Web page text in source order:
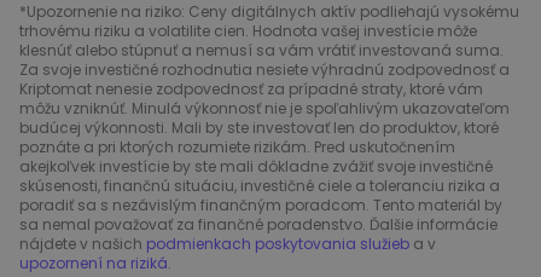
*Upozornenie na riziko: Ceny digitálnych aktív podliehajú vysokému
trhovému riziku a volatilite cien. Hodnota vašej investície môže
klesnúť alebo stúpnuť a nemusí sa vám vrátiť investovaná suma.
Za svoje investičné rozhodnutia nesiete výhradnú zodpovednosť a
Kriptomat nenesie zodpovednosť za prípadné straty, ktoré vám
môžu vzniknúť. Minulá výkonnosť nie je spoľahlivým ukazovateľom
budúcej výkonnosti. Mali by ste investovať len do produktov, ktoré
poznáte a pri ktorých rozumiete rizikám. Pred uskutočnením
akejkoľvek investície by ste mali dôkladne zvážiť svoje investičné
skúsenosti, finančnú situáciu, investičné ciele a toleranciu rizika a
poradiť sa s nezávislým finančným poradcom. Tento materiál by
sa nemal považovať za finančné poradenstvo. Ďalšie informácie
nájdete v našich podmienkach poskytovania služieb a v
upozornení na riziká.